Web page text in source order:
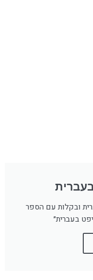
ובקלות עם הספר
בעברית״